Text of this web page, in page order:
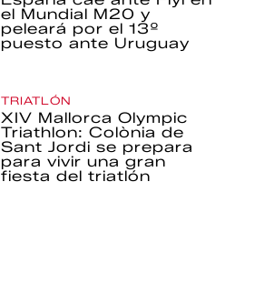
el Mundial M20 y
peleará por el 13º
puesto ante Uruguay
TRIATLÓN
XIV Mallorca Olympic
Triathlon: Colònia de
Sant Jordi se prepara
para vivir una gran
fiesta del triatlón